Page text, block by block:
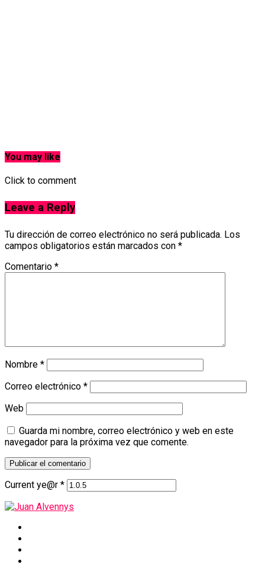
You may like
Click to comment
Leave a Reply
Tu dirección de correo electrónico no será publicada. Los
campos obligatorios están marcados con *
Comentario *
Nombre *
Correo electrónico *
Web
Guarda mi nombre, correo electrónico y web en este
navegador para la próxima vez que comente.
Current ye@r *